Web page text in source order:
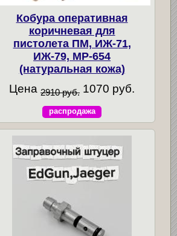
Кобура оперативная
коричневая для
пистолета ПМ, ИЖ-71,
ИЖ-79, МР-654
(натуральная кожа)
Цена 2910 руб. 1070 руб.
распродажа